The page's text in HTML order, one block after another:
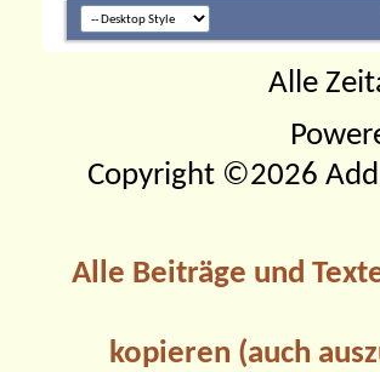
Alle
Copyright ©2026
Alle Beiträge und
kopieren (auch